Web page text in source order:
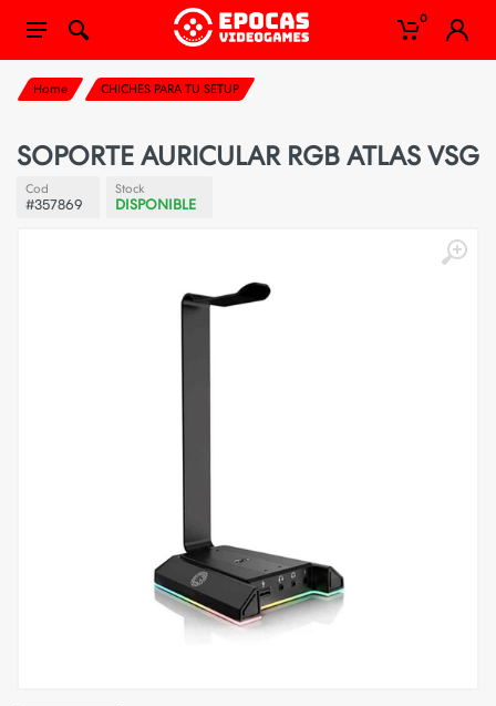
0
Home CHICHES PARA TU SETUP
SOPORTE AURICULAR RGB ATLAS VSG
Cod
#357869
Stock
DISPONIBLE